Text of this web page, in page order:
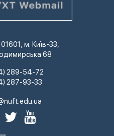
м. Київ-33,
68
289-54-72
287-93-33